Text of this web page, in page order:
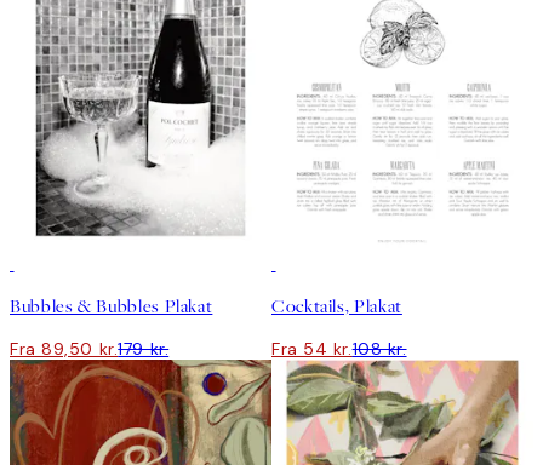
Bubbles & Bubbles Plakat
Fra 89,50 kr.179 kr.
Cocktails, Plakat
Fra 54 kr.108 kr.